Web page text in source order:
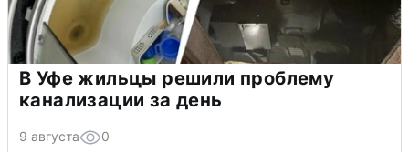
В Уфе жильцы решили проблему
канализации за день
9 августа 0